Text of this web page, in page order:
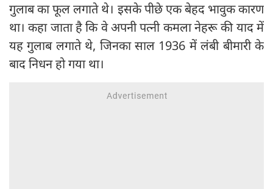
गुलाब का फूल लगाते थे। इसके पीछे एक बेहद भावुक कारण
था। कहा जाता है कि वे अपनी पत्नी कमला नेहरू की याद में
यह गुलाब लगाते थे, जिनका साल 1936 में लंबी बीमारी के
बाद निधन हो गया था।